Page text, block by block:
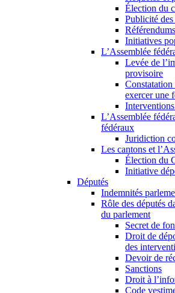
Élection du
Publicité des
Référendums
Initiatives
L’Assemblée
Levée de
provisoire
Constatation
exercer une
L’Assemblée
fédéraux
Juridiction
Les cantons et
Élection du
Initiative
Députés
Indemnités
Rôle des députés
du parlement
Secret de
Droit de
des
Devoir de
Sanctions
Droit à
Code